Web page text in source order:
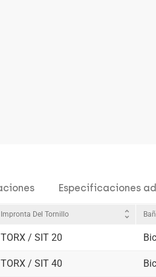
Especificaciones
Impronta Del Tornillo unfold_more
TORX / SIT 20
TORX / SIT 40